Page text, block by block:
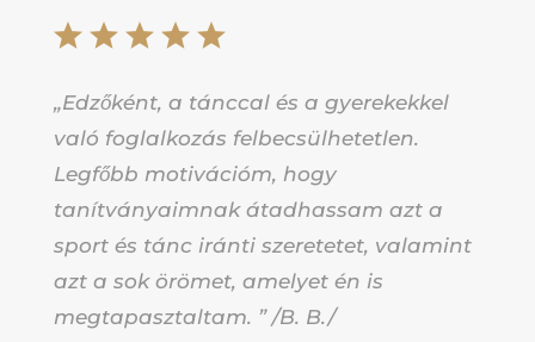
„Edzőként, a tánccal és a gyerekekkel
való foglalkozás felbecsülhetetlen.
Legfőbb motivációm, hogy
tanítványaimnak átadhassam azt a
sport és tánc iránti szeretetet, valamint
azt a sok örömet, amelyet én is
megtapasztaltam. ” /B. B./